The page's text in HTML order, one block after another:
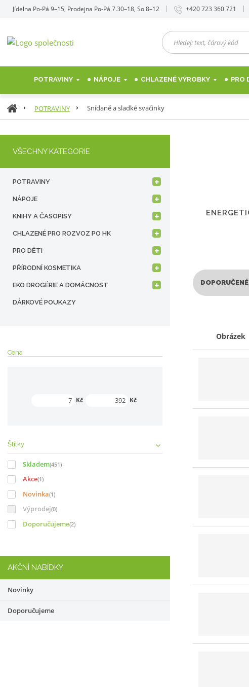
Jídelna Po-Pá 9–15, Prodejna Po-Pá 7.30–18, So 8–12 +420 723 360 721
H
l
d
e
t
x
č
POTRAVINY NÁPOJE CHLAZENÉ VÝROBKY PRO
Ú
v
n
t
r
n
a
POTRAVINY Snídaně a sladké svačinky
DOPORUČENÉ
Obrázek
VŠECHNY KATEGORIE
POTRAVINY
NÁPOJE
KNIHY A ČASOPISY
CHLAZENÉ PRO ROZVOZ PO HK
PRO DĚTI
PŘÍRODNÍ KOSMETIKA
EKO DROGÉRIE A DOMÁCNOST
DÁRKOVÉ POUKAZY
Cena
Min. hodnota Kč Max. hodnota Kč
Štítky
Skladem(451)
Akce(1)
Novinka(1)
Výprodej(0)
Doporučujeme(2)
AKČNÍ NABÍDKY
Novinky
Doporučujeme